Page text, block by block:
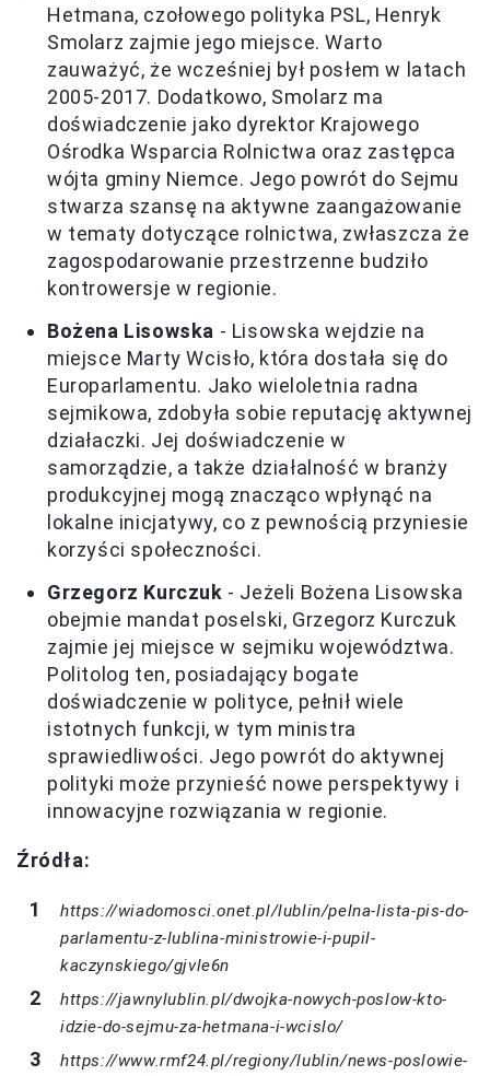
Hetmana, czołowego polityka PSL, Henryk
Smolarz zajmie jego miejsce. Warto
zauważyć, że wcześniej był posłem w latach
2005-2017. Dodatkowo, Smolarz ma
doświadczenie jako dyrektor Krajowego
Ośrodka Wsparcia Rolnictwa oraz zastępca
wójta gminy Niemce. Jego powrót do Sejmu
stwarza szansę na aktywne zaangażowanie
w tematy dotyczące rolnictwa, zwłaszcza że
zagospodarowanie przestrzenne budziło
kontrowersje w regionie.
Bożena Lisowska - Lisowska wejdzie na
miejsce Marty Wcisło, która dostała się do
Europarlamentu. Jako wieloletnia radna
sejmikowa, zdobyła sobie reputację aktywnej
działaczki. Jej doświadczenie w
samorządzie, a także działalność w branży
produkcyjnej mogą znacząco wpłynąć na
lokalne inicjatywy, co z pewnością przyniesie
korzyści społeczności.
Grzegorz Kurczuk - Jeżeli Bożena Lisowska
obejmie mandat poselski, Grzegorz Kurczuk
zajmie jej miejsce w sejmiku województwa.
Politolog ten, posiadający bogate
doświadczenie w polityce, pełnił wiele
istotnych funkcji, w tym ministra
sprawiedliwości. Jego powrót do aktywnej
polityki może przynieść nowe perspektywy i
innowacyjne rozwiązania w regionie.
Źródła:
https://wiadomosci.onet.pl/lublin/pelna-lista-pis-do-
parlamentu-z-lublina-ministrowie-i-pupil-
kaczynskiego/gjvle6n
https://jawnylublin.pl/dwojka-nowych-poslow-kto-
idzie-do-sejmu-za-hetmana-i-wcislo/
https://www.rmf24.pl/regiony/lublin/news-poslowie-